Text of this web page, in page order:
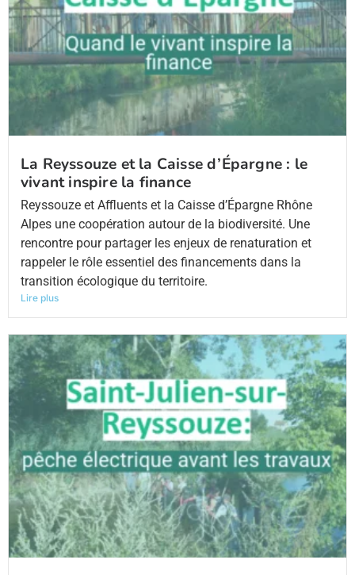
La Reyssouze et la Caisse d’Épargne : le
vivant inspire la finance
Reyssouze et Affluents et la Caisse d’Épargne Rhône
Alpes une coopération autour de la biodiversité. Une
rencontre pour partager les enjeux de renaturation et
rappeler le rôle essentiel des financements dans la
transition écologique du territoire.
Lire plus